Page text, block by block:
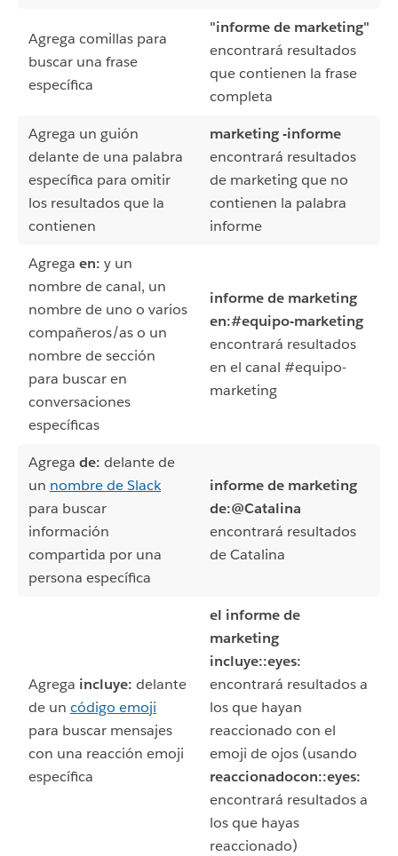
Agrega comillas para
buscar una frase
específica
"informe de marketing"
encontrará resultados
que contienen la frase
completa
Agrega un guión
delante de una palabra
específica para omitir
los resultados que la
contienen
marketing -informe
encontrará resultados
de marketing que no
contienen la palabra
informe
Agrega en: y un
nombre de canal, un
nombre de uno o varios
compañeros/as o un
nombre de sección
para buscar en
conversaciones
específicas
informe de marketing
en:#equipo-marketing
encontrará resultados
en el canal #equipo-
marketing
Agrega de: delante de
un nombre de Slack
para buscar
información
compartida por una
persona específica
informe de marketing
de:@Catalina
encontrará resultados
de Catalina
Agrega incluye: delante
de un código emoji
para buscar mensajes
con una reacción emoji
específica
el informe de
marketing
incluye::eyes:
encontrará resultados a
los que hayan
reaccionado con el
emoji de ojos (usando
reaccionadocon::eyes:
encontrará resultados a
los que hayas
reaccionado)